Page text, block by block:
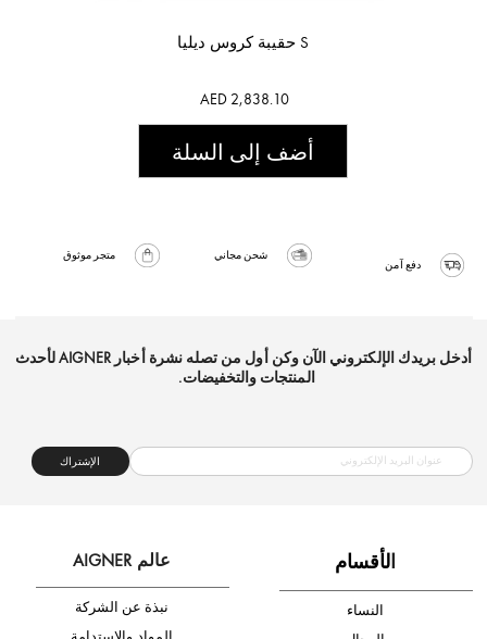
حقيبة كروس ديليا S
AED 2,838.10
أضف إلى السلة